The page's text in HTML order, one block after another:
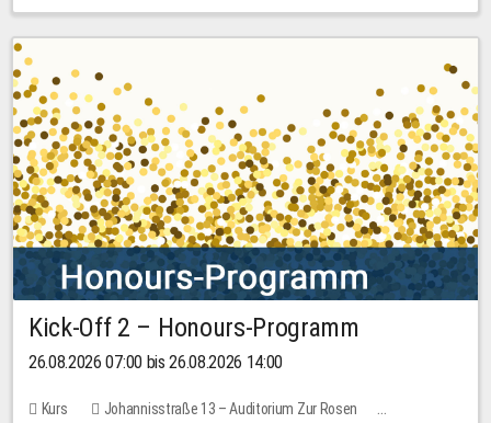
20,00 EUR
Kick-Off 2 – Honours-Programm
26.08.2026 07:00 bis 26.08.2026 14:00
Kurs
Johannisstraße 13 – Auditorium Zur Rosen